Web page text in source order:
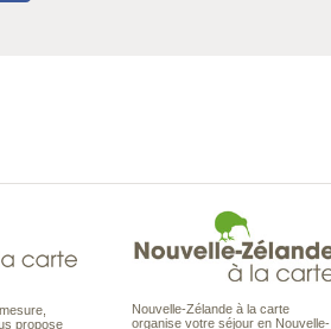
propose
Nouvelle-Zélande à la carte
organise votre séjour en Nouvelle-